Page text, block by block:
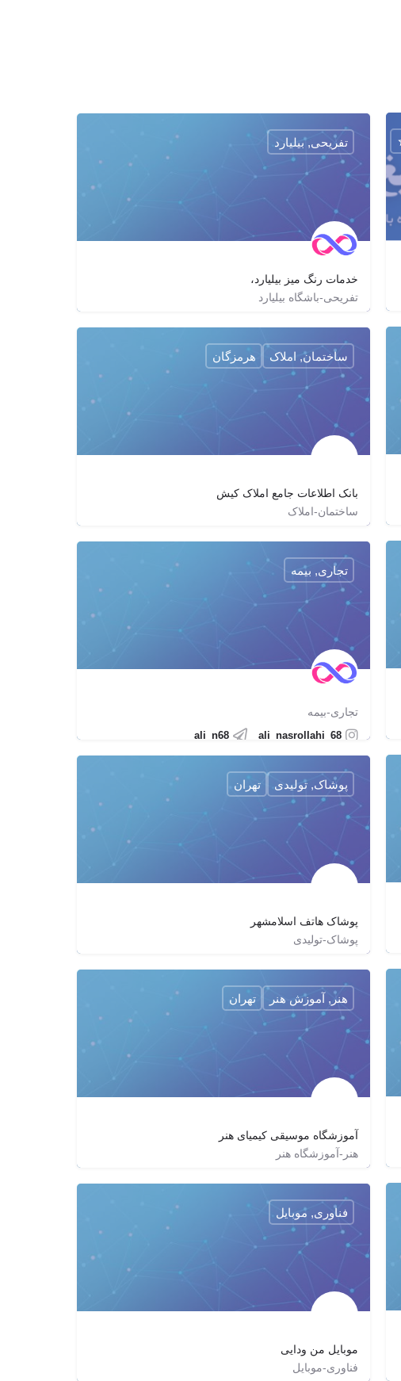
خدمات رنگ میز بیلیارد،
تفریحی-باشگاه بیلیارد
تفریحی, بیلیارد
بانک اطلاعات جامع املاک کیش
ساختمان-املاک
ساختمان, املاک هرمزگان
تجاری-بیمه
ali_nasrollahi_68
ali_n68
تجاری, بیمه
پوشاک هاتف اسلامشهر
پوشاک-تولیدی
پوشاک, تولیدی تهران
آموزشگاه موسیقی کیمیای هنر
هنر-آموزشگاه هنر
هنر, آموزش هنر تهران
موبایل من ودایی
فناوری-موبایل
فناوری, موبایل